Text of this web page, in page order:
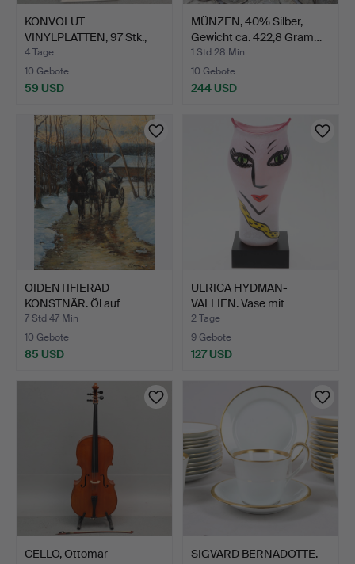
KONVOLUT
VINYLPLATTEN, 97 Stk.,
sowie Retr…
4 Tage
10 Gebote
59 USD
MÜNZEN, 40% Silber,
Gewicht ca. 422,8 Gram…
1 Std 28 Min
10 Gebote
244 USD
OIDENTIFIERAD
KONSTNÄR. Öl auf
Leinwand, n…
7 Std 47 Min
10 Gebote
85 USD
ULRICA HYDMAN-
VALLIEN. Vase mit
Holzkonsol…
2 Tage
9 Gebote
127 USD
CELLO, Ottomar
SIGVARD BERNADOTTE.